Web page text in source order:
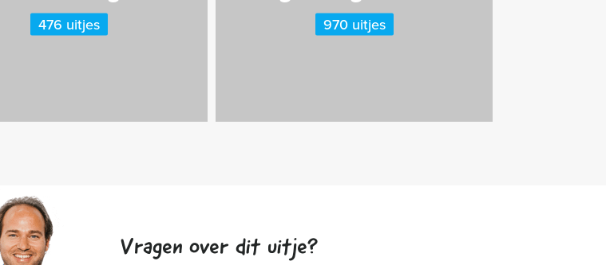
476 uitjes 970 uitjes
Vragen over dit uitje?